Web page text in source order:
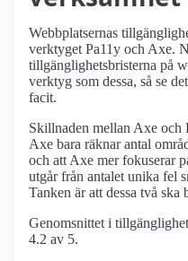
Webbplatsernas
verktyget Pa11y och Axe.
tillgänglighetsbristerna på
verktyg som dessa, så se
facit.
Skillnaden mellan Axe och
Axe bara räknar antal
och att Axe mer fokuserar
utgår från antalet unika fel
Tanken är att dessa två ska
Genomsnittet i
4.2 av 5.